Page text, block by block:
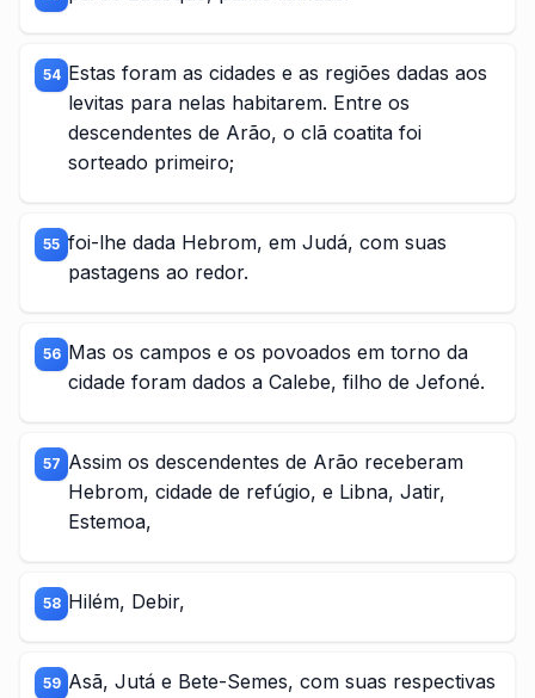
54 Estas foram as cidades e as regiões dadas aos
levitas para nelas habitarem. Entre os
descendentes de Arão, o clã coatita foi
sorteado primeiro;
55 foi-lhe dada Hebrom, em Judá, com suas
pastagens ao redor.
56 Mas os campos e os povoados em torno da
cidade foram dados a Calebe, filho de Jefoné.
57 Assim os descendentes de Arão receberam
Hebrom, cidade de refúgio, e Libna, Jatir,
Estemoa,
58 Hilém, Debir,
59 Asã, Jutá e Bete-Semes, com suas respectivas